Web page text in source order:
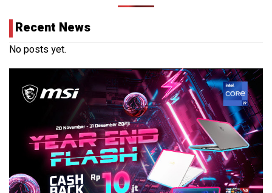
Recent News
No posts yet.